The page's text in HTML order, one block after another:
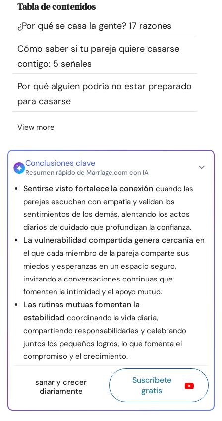
Comunidad
Encuentra un terapeuta
Idioma
Sobre nosotros Contáctanos
Tabla de contenidos
¿Por qué se casa la gente? 17 razones
Cómo saber si tu pareja quiere casarse
contigo: 5 señales
Por qué alguien podría no estar preparado
para casarse
View more
Conclusiones clave
Resumen rápido de Marriage.com con IA
Sentirse visto fortalece la conexión cuando las
parejas escuchan con empatía y validan los
sentimientos de los demás, alentando los actos
diarios de cuidado que profundizan la confianza.
La vulnerabilidad compartida genera cercanía en
el que cada miembro de la pareja comparte sus
miedos y esperanzas en un espacio seguro,
invitando a conversaciones continuas que
fomenten la intimidad y el apoyo mutuo.
Las rutinas mutuas fomentan la
estabilidad coordinando la vida diaria,
compartiendo responsabilidades y celebrando
juntos los pequeños logros, lo que fomenta el
compromiso y el crecimiento.
sanar y crecer
diariamente
Suscríbete
gratis